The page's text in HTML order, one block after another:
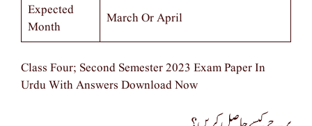
Expected
Month
March Or April
Class Four; Second Semester 2023 Exam Paper In
Urdu With Answers Download Now